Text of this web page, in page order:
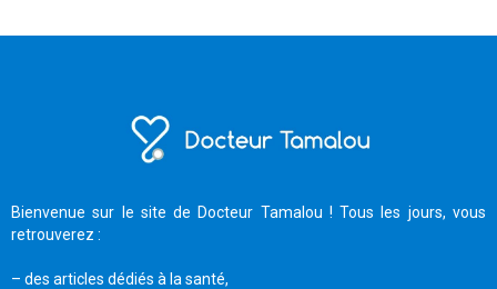
Bienvenue sur le site de Docteur Tamalou ! Tous les jours, vous
retrouverez :
– des articles dédiés à la santé,